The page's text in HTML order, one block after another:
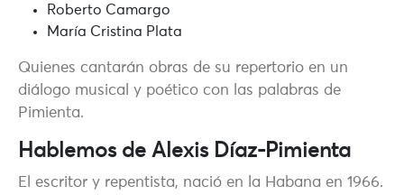
Roberto Camargo
María Cristina Plata
Quienes cantarán obras de su repertorio en un
diálogo musical y poético con las palabras de
Pimienta.
Hablemos de Alexis Díaz-Pimienta
El escritor y repentista, nació en la Habana en 1966.